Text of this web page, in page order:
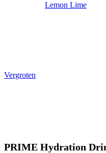
Vergroten
PRIME Hydration